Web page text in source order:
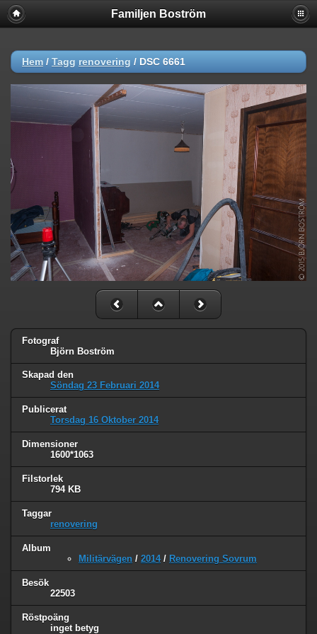
Familjen Boström
Hem / Tagg renovering / DSC 6661
Fotograf
Björn Boström
Skapad den
Söndag 23 Februari 2014
Publicerat
Torsdag 16 Oktober 2014
Dimensioner
1600*1063
Filstorlek
794 KB
Taggar
renovering
Album
Militärvägen / 2014/ Renovering Sovrum
Besök
22503
Röstpoäng
inget betyg